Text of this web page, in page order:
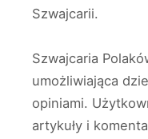
Szwajcarii.
Szwajcaria
umożliwiająca
opiniami.
artykuły i